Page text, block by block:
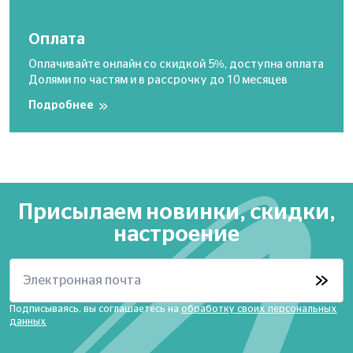
Оплата
Оплачивайте онлайн со скидкой 5%, доступна оплата
Долями по частям и в рассрочку до 10 месяцев
Подробнее
Присылаем новинки, скидки,
настроение
Электронная почта
Подписываясь, вы соглашаетесь на обработку своих персональных
данных